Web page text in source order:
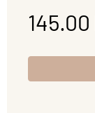
145.00